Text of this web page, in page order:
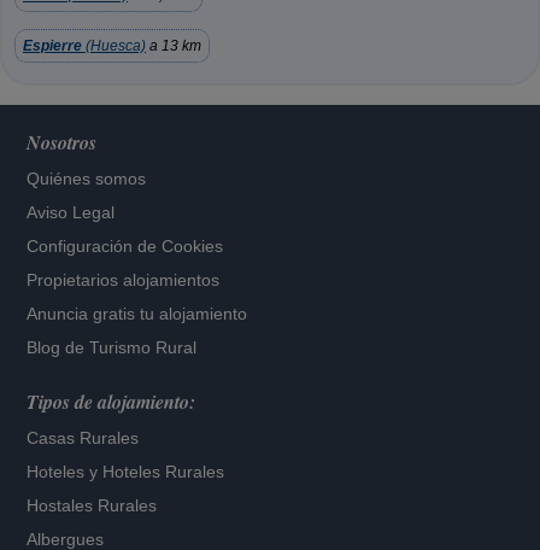
Espierre (Huesca) a 13 km
Nosotros
Quiénes somos
Aviso Legal
Configuración de Cookies
Propietarios alojamientos
Anuncia gratis tu alojamiento
Blog de Turismo Rural
Tipos de alojamiento:
Casas Rurales
Hoteles y Hoteles Rurales
Hostales Rurales
Albergues